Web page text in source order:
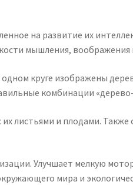
на развитие их
мышления, воображения
круге изображены
комбинации
листьями и плодами.
Улучшает мелкую
мира и